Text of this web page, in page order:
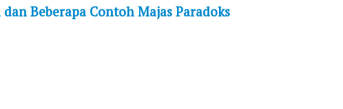
Beberapa Contoh Majas Paradoks